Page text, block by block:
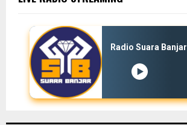
Radio Suara Banjar